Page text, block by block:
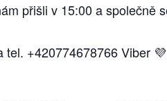
přišli v 15:00 a společně
tel. +420774678766 Viber